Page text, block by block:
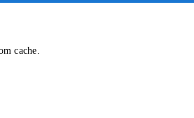
cache.